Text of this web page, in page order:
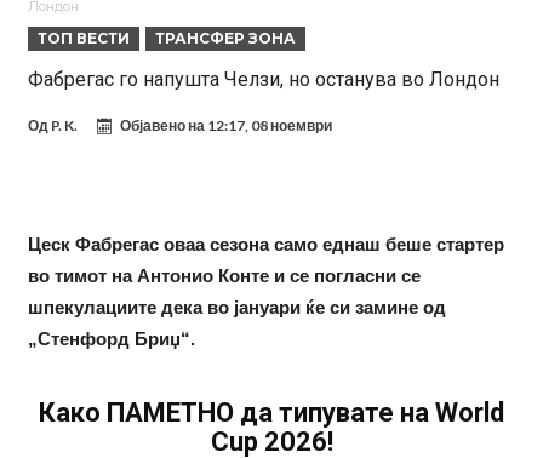
„црвено-црните“
Мурињо: Несреќникот ни дојде неподготвен во Мадрид
Тетоважата на Габриел стана предмет на потсмев: Навивачите го
Тикет на денот (понеделник, 10.08.2026)
Феран Торес се поблиску до трансфер во ПСЖ
Лондон
ТОП ВЕСТИ ТРАНСФЕР ЗОНА
Фабрегас го напушта Челзи, но останува во Лондон
Од P. K. Објавено на 12:17, 08 ноември
Цеск Фабрегас оваа сезона само еднаш беше стартер
во тимот на Антонио Конте и се погласни се
шпекулациите дека во јануари ќе си замине од
„Стенфорд Бриџ“.
Како ПАМЕТНО да типувате на World
Cup 2026!